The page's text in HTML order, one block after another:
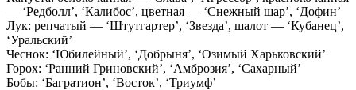
— ‘Редболл’, ‘Калибос’, цветная — ‘Снежный шар’, ‘Дофин’
Лук: репчатый — ‘Штутгартер’, ‘Звезда’, шалот — ‘Кубанец’,
‘Уральский’
Чеснок: ‘Юбилейный’, ‘Добрыня’, ‘Озимый Харьковский’
Горох: ‘Ранний Гриновский’, ‘Амброзия’, ‘Сахарный’
Бобы: ‘Багратион’, ‘Восток’, ‘Триумф’